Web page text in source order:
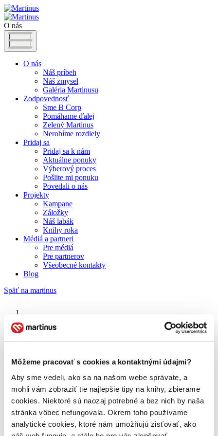
Môžeme pracovať s cookies a kontaktnými údajmi?
Aby sme vedeli, ako sa na našom webe správate, a
mohli vám zobraziť tie najlepšie tipy na knihy, zbierame
cookies. Niektoré sú naozaj potrebné a bez nich by naša
stránka vôbec nefungovala. Okrem toho používame
analytické cookies, ktoré nám umožňujú zisťovať, ako
O nás
O nás
Náš príbeh
Náš zmysel
Galéria Martinusu
Zodpovednosť
Sme B Corp
Pomáhame ďalej
Zelený Martinus
Nerobíme rozdiely
Pridaj sa
Pridaj sa k nám
Aktuálne ponuky
Výberový proces
Pošlite mi ponuku
Povedali o nás
Projekty
Kampane
Záložky
Náš labák
Knihy roka
Médiá a partneri
Pre médiá
Pre partnerov
Všeobecné kontakty
Blog
Späť na martinus
Všetko je stratené
O nás
Náš príbeh
Galéria Martinusu
Zodpovednosť
Sme B Corp